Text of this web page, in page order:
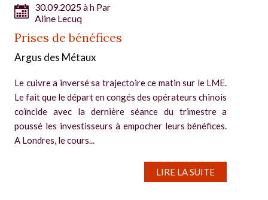
30.09.2025 à h Par
Aline Lecuq
Prises de bénéfices
Argus des Métaux
Le cuivre a inversé sa trajectoire ce matin sur le LME.
Le fait que le départ en congés des opérateurs chinois
coïncide avec la dernière séance du trimestre a
poussé les investisseurs à empocher leurs bénéfices.
A Londres, le cours...
LIRE LA SUITE